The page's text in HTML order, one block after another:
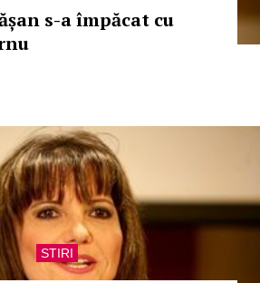
s-a împăcat cu
STIRI